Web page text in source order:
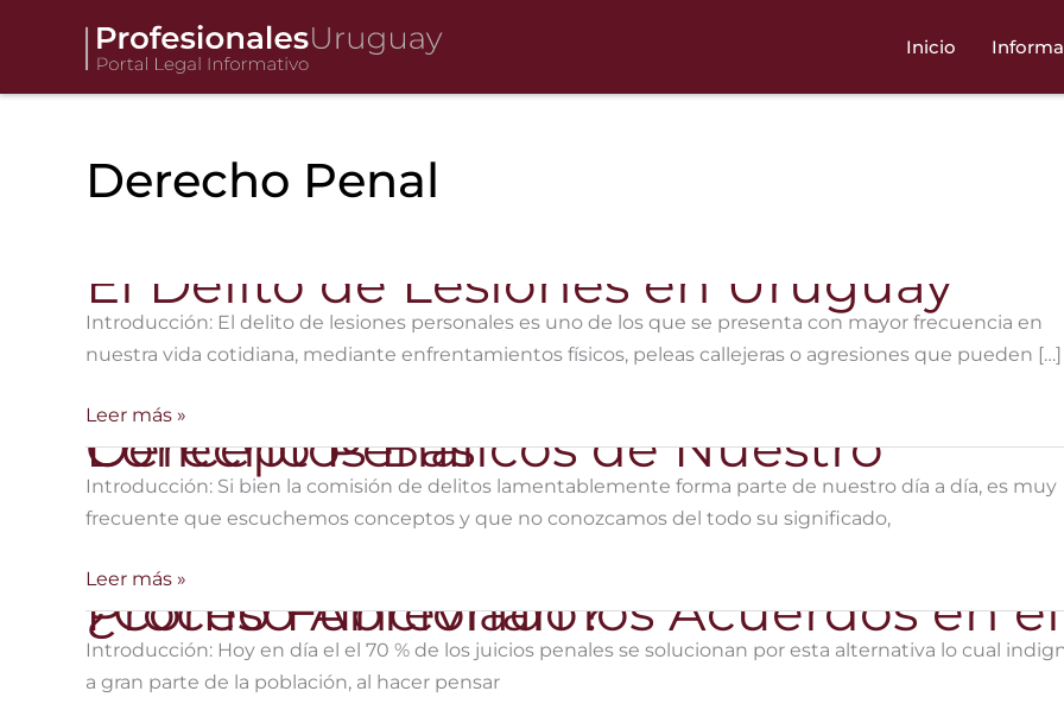
Inicio
Derecho Penal
El Delito de Lesiones en Uruguay
Introducción: El delito de lesiones personales es uno de los que se presenta con mayor frecuencia en
nuestra vida cotidiana, mediante enfrentamientos físicos, peleas callejeras o agresiones que pueden […]
El
Delito
de
Lesiones
Uruguay
Leer más »
Conceptos Básicos de Nuestro Derecho Penal
Introducción: Si bien la comisión de delitos lamentablemente forma parte de nuestro día a día, es muy
frecuente que escuchemos conceptos y que no conozcamos del todo su significado,
Conceptos
Básicos
de
Nuestro
Leer más »
¿Cómo Funcionan los Acuerdos en el Proceso Abreviado?
Introducción: Hoy en día el el 70 % de los juicios penales se solucionan por esta alternativa lo cual
a gran parte de la población, al hacer pensar